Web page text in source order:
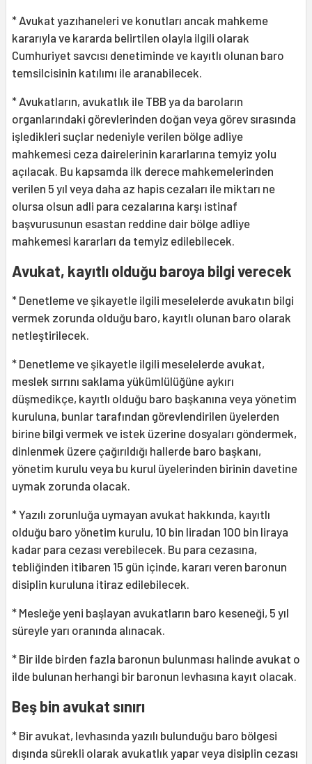
* Avukat yazıhaneleri ve konutları ancak mahkeme
kararıyla ve kararda belirtilen olayla ilgili olarak
Cumhuriyet savcısı denetiminde ve kayıtlı olunan baro
temsilcisinin katılımı ile aranabilecek.
* Avukatların, avukatlık ile TBB ya da baroların
organlarındaki görevlerinden doğan veya görev sırasında
işledikleri suçlar nedeniyle verilen bölge adliye
mahkemesi ceza dairelerinin kararlarına temyiz yolu
açılacak. Bu kapsamda ilk derece mahkemelerinden
verilen 5 yıl veya daha az hapis cezaları ile miktarı ne
olursa olsun adli para cezalarına karşı istinaf
başvurusunun esastan reddine dair bölge adliye
mahkemesi kararları da temyiz edilebilecek.
Avukat, kayıtlı olduğu baroya bilgi verecek
* Denetleme ve şikayetle ilgili meselelerde avukatın bilgi
vermek zorunda olduğu baro, kayıtlı olunan baro olarak
netleştirilecek.
* Denetleme ve şikayetle ilgili meselelerde avukat,
meslek sırrını saklama yükümlülüğüne aykırı
düşmedikçe, kayıtlı olduğu baro başkanına veya yönetim
kuruluna, bunlar tarafından görevlendirilen üyelerden
birine bilgi vermek ve istek üzerine dosyaları göndermek,
dinlenmek üzere çağırıldığı hallerde baro başkanı,
yönetim kurulu veya bu kurul üyelerinden birinin davetine
uymak zorunda olacak.
* Yazılı zorunluğa uymayan avukat hakkında, kayıtlı
olduğu baro yönetim kurulu, 10 bin liradan 100 bin liraya
kadar para cezası verebilecek. Bu para cezasına,
tebliğinden itibaren 15 gün içinde, kararı veren baronun
disiplin kuruluna itiraz edilebilecek.
* Mesleğe yeni başlayan avukatların baro keseneği, 5 yıl
süreyle yarı oranında alınacak.
* Bir ilde birden fazla baronun bulunması halinde avukat o
ilde bulunan herhangi bir baronun levhasına kayıt olacak.
Beş bin avukat sınırı
* Bir avukat, levhasında yazılı bulunduğu baro bölgesi
dışında sürekli olarak avukatlık yapar veya disiplin cezası